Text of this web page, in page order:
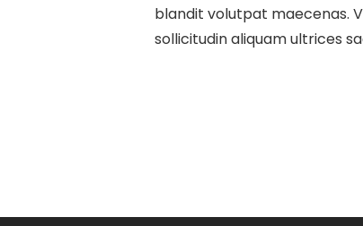
blandit volutpat maecenas.
sollicitudin aliquam ultrices